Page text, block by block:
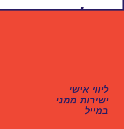
למה דוקא SPIDA?
ליווי אישי
ישירות ממני
במייל